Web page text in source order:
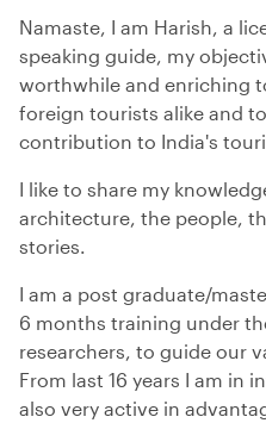
Namaste, I am Harish, a
speaking guide, my
worthwhile and enriching
foreign tourists alike and
contribution to India's
I like to share my
architecture, the people,
stories.
I am a post graduate/
6 months training under
researchers, to guide our
From last 16 years I am in
also very active in